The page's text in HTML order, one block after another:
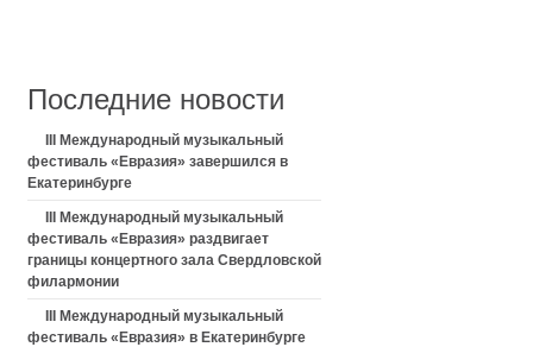
Последние новости
III Международный музыкальный
фестиваль «Евразия» завершился в
Екатеринбурге
III Международный музыкальный
фестиваль «Евразия» раздвигает
границы концертного зала Свердловской
филармонии
III Международный музыкальный
фестиваль «Евразия» в Екатеринбурге